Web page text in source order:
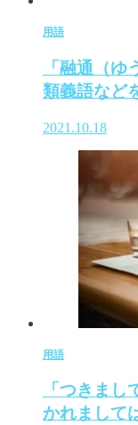
用語
「融通（
類義語など
2021.10.18
用語
「つきま
かれまして